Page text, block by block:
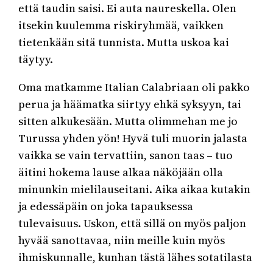
että taudin saisi. Ei auta naureskella. Olen
itsekin kuulemma riskiryhmää, vaikken
tietenkään sitä tunnista. Mutta uskoa kai
täytyy.
Oma matkamme Italian Calabriaan oli pakko
perua ja häämatka siirtyy ehkä syksyyn, tai
sitten alkukesään. Mutta olimmehan me jo
Turussa yhden yön! Hyvä tuli muorin jalasta
vaikka se vain tervattiin, sanon taas – tuo
äitini hokema lause alkaa näköjään olla
minunkin mielilauseitani. Aika aikaa kutakin
ja edessäpäin on joka tapauksessa
tulevaisuus. Uskon, että sillä on myös paljon
hyvää sanottavaa, niin meille kuin myös
ihmiskunnalle, kunhan tästä lähes sotatilasta